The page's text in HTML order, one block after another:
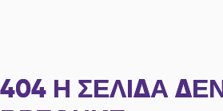
404 Η ΣΕΛΊΔΑ ΔΕΝ